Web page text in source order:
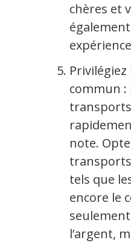
chères et
commun :
note.
tels que
encore le
seulement
l’argent,